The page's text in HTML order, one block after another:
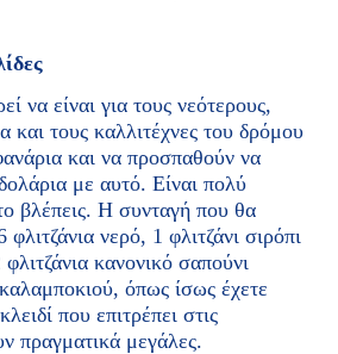
να είναι για τους νεότερους,
και τους καλλιτέχνες του δρόμου
και να προσπαθούν να
με αυτό. Είναι πολύ
βλέπεις. Η συνταγή που θα
φλιτζάνια νερό, 1 φλιτζάνι σιρόπι
κανονικό σαπούνι
όπως ίσως έχετε
που επιτρέπει στις
πραγματικά μεγάλες.